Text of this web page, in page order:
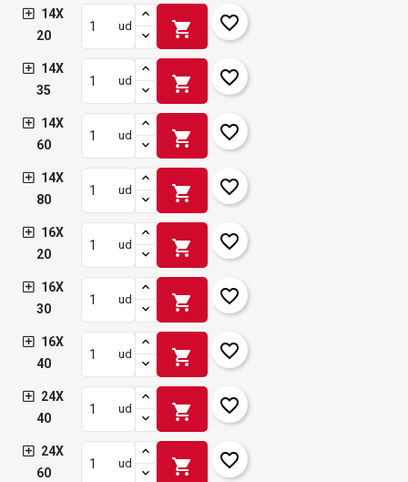
14X
20
ud shopping_cart favorite_border
14X
35
ud shopping_cart favorite_border
14X
60
ud shopping_cart favorite_border
14X
80
ud shopping_cart favorite_border
16X
20
ud shopping_cart favorite_border
16X
30
ud shopping_cart favorite_border
16X
40
ud shopping_cart favorite_border
24X
40
ud shopping_cart favorite_border
24X
60
ud shopping_cart favorite_border